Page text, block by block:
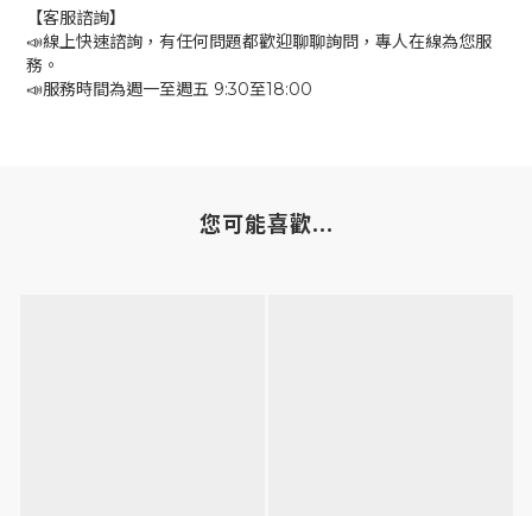
【客服諮詢】
📣線上快速諮詢，有任何問題都歡迎聊聊詢問，專人在線為您服
務。
📣服務時間為週一至週五 9:30至18:00
您可能喜歡...